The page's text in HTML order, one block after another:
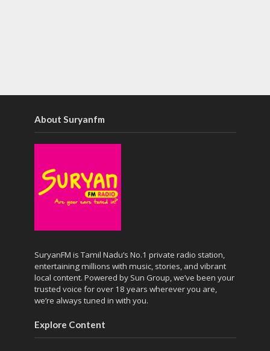
About Suryanfm
SuryanFM is Tamil Nadu’s No.1 private radio station,
entertaining millions with music, stories, and vibrant
local content. Powered by Sun Group, we’ve been your
trusted voice for over 18 years wherever you are,
we’re always tuned in with you.
Explore Content